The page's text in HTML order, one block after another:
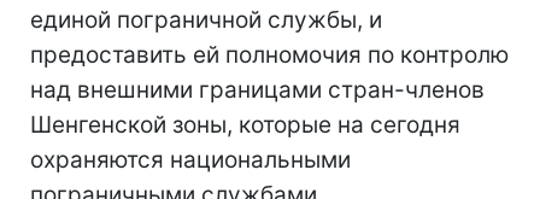
единой пограничной службы, и
предоставить ей полномочия по контролю
над внешними границами стран-членов
Шенгенской зоны, которые на сегодня
охраняются национальными